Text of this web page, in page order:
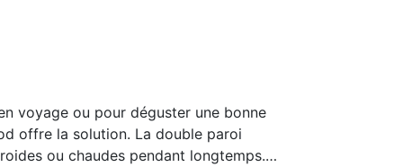
voyage ou pour déguster une bonne
offre la solution. La double paroi
ou chaudes pendant longtemps.